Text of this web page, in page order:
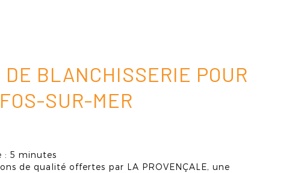
DE BLANCHISSERIE POUR
SUR-MER
: 5 minutes
de qualité offertes par LA PROVENÇALE, une